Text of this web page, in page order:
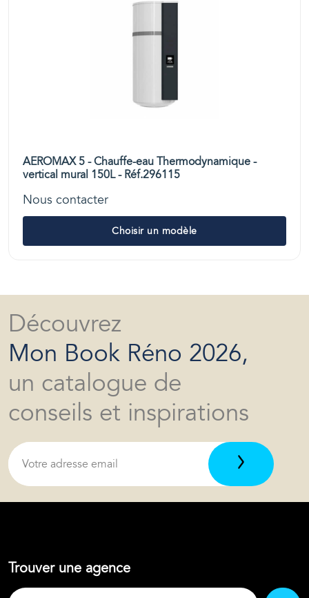
AEROMAX 5 - Chauffe-eau Thermodynamique -
vertical mural 150L - Réf.296115
Nous contacter
Choisir un modèle
Découvrez
Mon Book Réno 2026,
un catalogue de
conseils et inspirations
Trouver une agence